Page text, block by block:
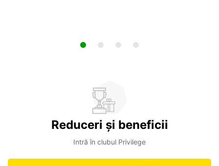
Reduceri și beneficii
Intră în clubul Privilege